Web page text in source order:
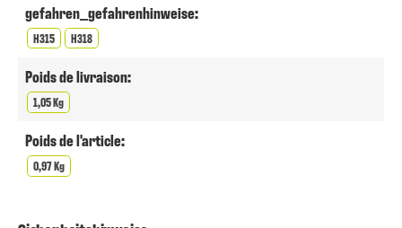
gefahren_gefahrenhinweise:
H315 H318
Poids de livraison:
1,05 Kg
Poids de l'article:
0,97 Kg